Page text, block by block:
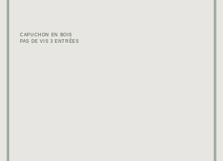
CAPUCHON EN BOIS
PAS DE VIS 3 ENTRÉES